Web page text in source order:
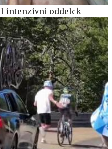
intenzivni oddelek